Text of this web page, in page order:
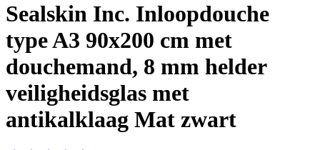
Sealskin Inc. Inloopdouche
type A3 90x200 cm met
douchemand, 8 mm helder
veiligheidsglas met
antikalklaag Mat zwart